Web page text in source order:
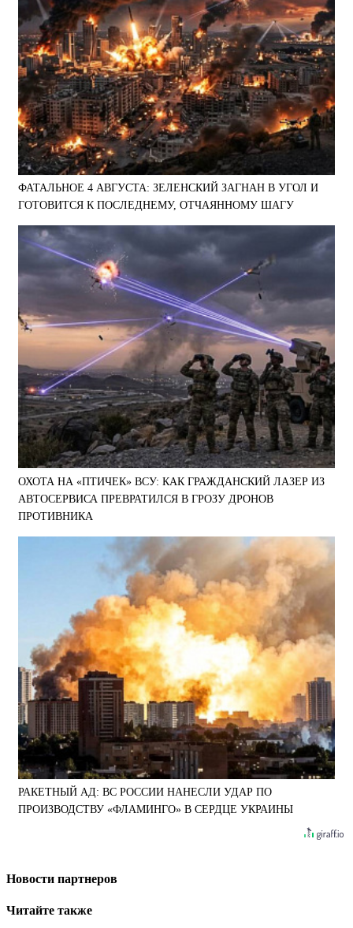
ФАТАЛЬНОЕ 4 АВГУСТА: ЗЕЛЕНСКИЙ ЗАГНАН В УГОЛ И
ГОТОВИТСЯ К ПОСЛЕДНЕМУ, ОТЧАЯННОМУ ШАГУ
ОХОТА НА «ПТИЧЕК» ВСУ: КАК ГРАЖДАНСКИЙ ЛАЗЕР ИЗ
АВТОСЕРВИСА ПРЕВРАТИЛСЯ В ГРОЗУ ДРОНОВ
ПРОТИВНИКА
РАКЕТНЫЙ АД: ВС РОССИИ НАНЕСЛИ УДАР ПО
ПРОИЗВОДСТВУ «ФЛАМИНГО» В СЕРДЦЕ УКРАИНЫ
Новости партнеров
Читайте также